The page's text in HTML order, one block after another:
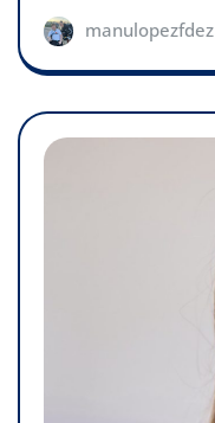
manulopezfdez